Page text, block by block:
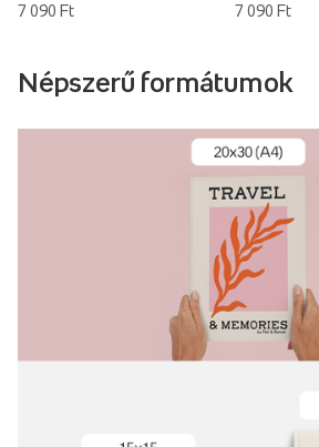
7 090 Ft
7 090 Ft
Népszerű formátumok